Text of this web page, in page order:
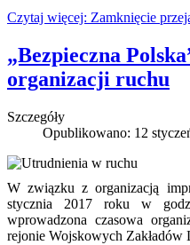
Czytaj więcej: Zamknięcie
„Bezpieczna
organizacji ruchu
Szczegóły
Opublikowano: 12
W związku z organizacją
stycznia 2017 roku w
wprowadzona czasowa
rejonie Wojskowych Zakładów